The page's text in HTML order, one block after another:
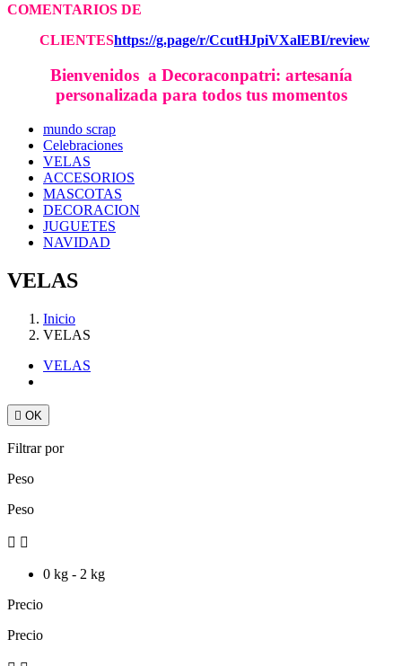
COMENTARIOS DE
CLIENTEShttps://g.page/r/CcutHJpiVXalEBI/review
Bienvenidos a Decoraconpatri: artesanía
personalizada para todos tus momentos
mundo scrap
Celebraciones
VELAS
ACCESORIOS
MASCOTAS
DECORACION
JUGUETES
NAVIDAD
VELAS
Inicio
VELAS
VELAS
 OK
Filtrar por
Peso
Peso
 
0 kg - 2 kg
Precio
Precio